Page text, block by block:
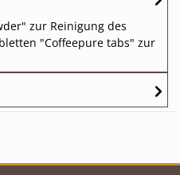
zur Reinigung des
"Coffeepure tabs" zur